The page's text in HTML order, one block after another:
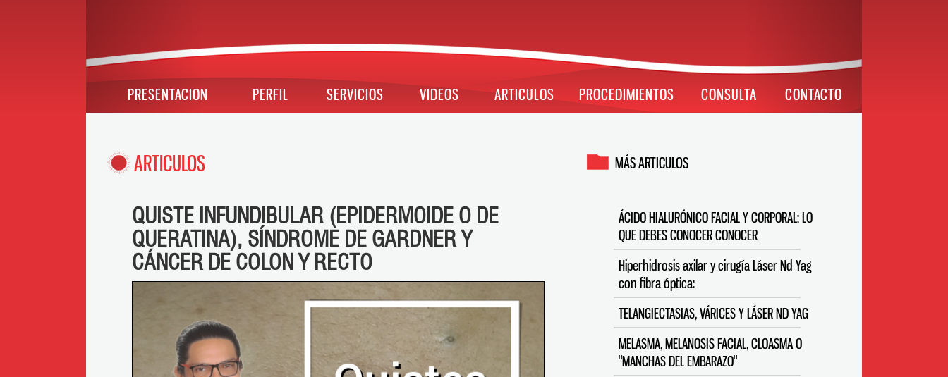
PRESENTACION PERFIL SERVICIOS VIDEOS ARTICULOS PROCEDIMIENTOS CONSULTA CONTACTO
ARTICULOS
QUISTE INFUNDIBULAR (EPIDERMOIDE O DE
QUERATINA), SÍNDROME DE GARDNER Y
CÁNCER DE COLON Y RECTO
MÁS ARTICULOS
ÁCIDO HIALURÓNICO FACIAL Y CORPORAL: LO
QUE DEBES CONOCER CONOCER
Hiperhidrosis axilar y cirugía Láser Nd Yag
con fibra óptica:
TELANGIECTASIAS, VÁRICES Y LÁSER ND YAG
MELASMA, MELANOSIS FACIAL, CLOASMA O
"MANCHAS DEL EMBARAZO"